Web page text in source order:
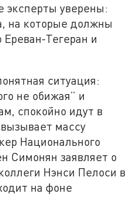
эксперты уверены:
на которые должны
Ереван-Тегеран и
ситуация:
не обижая” и
спокойно идут в
массу
Национального
Симонян заявляет о
Нэнси Пелоси в
на фоне